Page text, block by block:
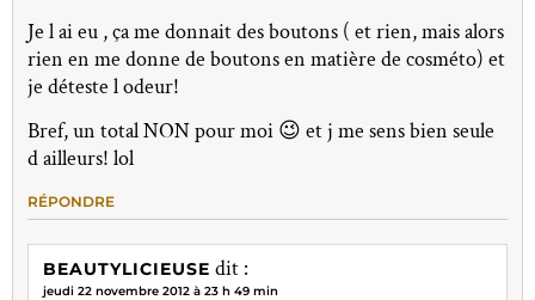
Je l ai eu , ça me donnait des boutons ( et rien, mais alors
rien en me donne de boutons en matière de cosméto) et
je déteste l odeur!
Bref, un total NON pour moi 😉 et j me sens bien seule
d ailleurs! lol
RÉPONDRE
BEAUTYLICIEUSE dit :
jeudi 22 novembre 2012 à 23 h 49 min